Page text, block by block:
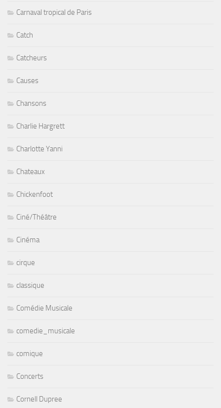
Carnaval tropical de Paris
Catch
Catcheurs
Causes
Chansons
Charlie Hargrett
Charlotte Yanni
Chateaux
Chickenfoot
Ciné/Théâtre
Cinéma
cirque
classique
Comédie Musicale
comedie_musicale
comique
Concerts
Cornell Dupree